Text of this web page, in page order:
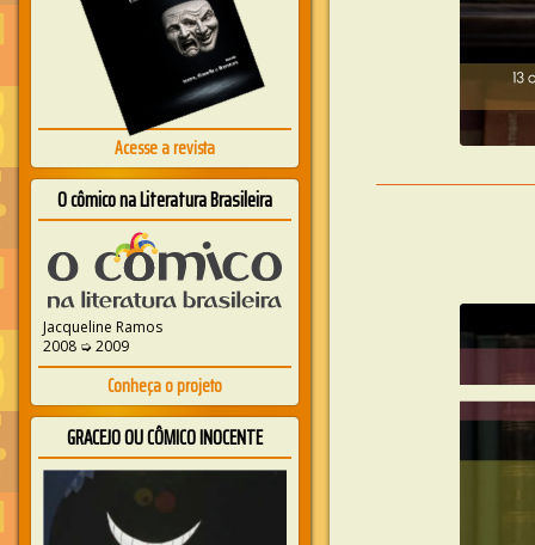
Acesse a revista
O cômico na Literatura Brasileira
Jacqueline Ramos
2008 ➭ 2009
Conheça o projeto
GRACEJO OU CÔMICO INOCENTE